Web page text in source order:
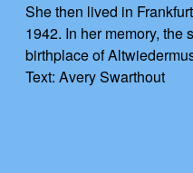
She then lived in
1942. In her memory,
birthplace of
Text: Avery Swarthout